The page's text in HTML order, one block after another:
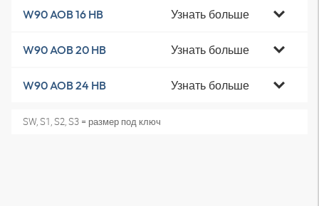
W90 AOB 16 HB Узнать больше
W90 AOB 20 HB Узнать больше
W90 AOB 24 HB Узнать больше
SW, S1, S2, S3 = размер под ключ